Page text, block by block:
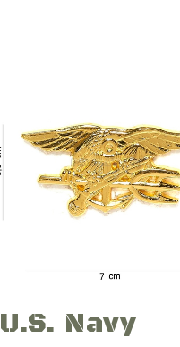
U.S. Navy